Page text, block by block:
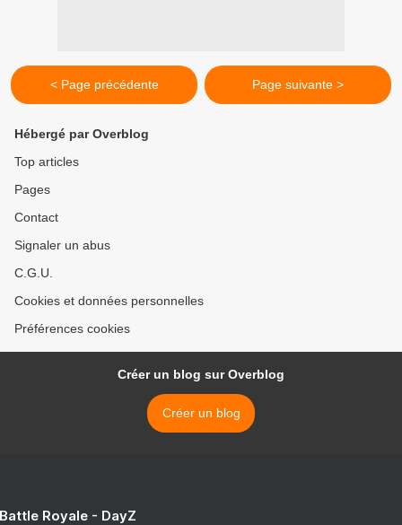
< Page précédente Page suivante >
Hébergé par Overblog
Top articles
Pages
Contact
Signaler un abus
C.G.U.
Cookies et données personnelles
Préférences cookies
Créer un blog sur Overblog
Créer un blog
Royale - DayZ